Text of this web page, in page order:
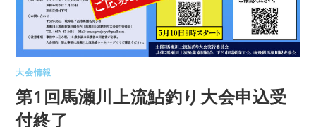
大会情報
第1回馬瀬川上流鮎釣り大会申込受
付終了